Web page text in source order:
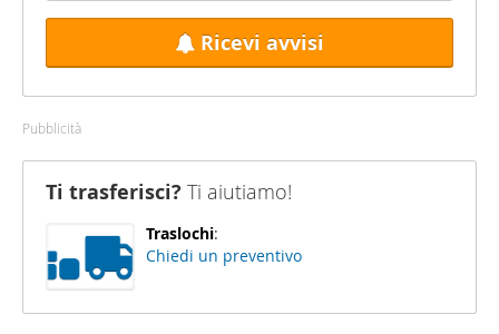
Ricevi avvisi
Pubblicità
Ti trasferisci? Ti aiutiamo!
Traslochi:
Chiedi un preventivo